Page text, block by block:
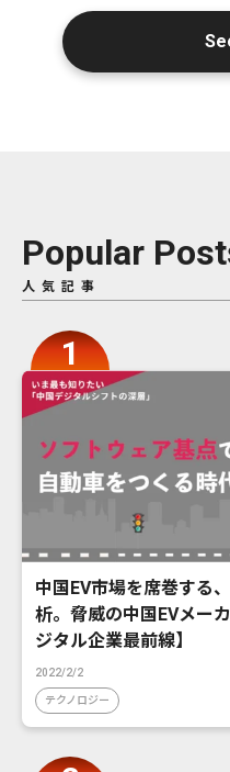
Popular
人気記事
中国EV市場を席巻する
析。脅威の中国EVメー
ジタル企業最前線】
2022/2/2
テクノロジー